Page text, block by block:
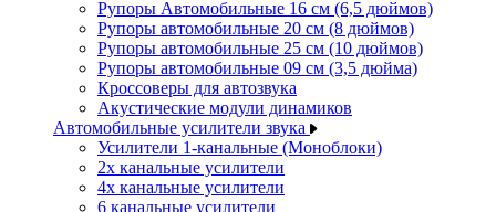
Рупоры Автомобильные 16 см (6,5 дюймов)
Рупоры автомобильные 20 см (8 дюймов)
Рупоры автомобильные 25 см (10 дюймов)
Рупоры автомобильные 09 см (3,5 дюйма)
Кроссоверы для автозвука
Акустические модули динамиков
Автомобильные усилители звука
Усилители 1-канальные (Моноблоки)
2х канальные усилители
4х канальные усилители
6 канальные усилители